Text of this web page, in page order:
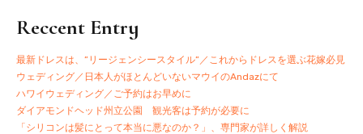
Reccent Entry
最新ドレスは、”リージェンシースタイル”／これからドレスを選ぶ花嫁必見
ウェディング／日本人がほとんどいないマウイのAndazにて
ハワイウェディング／ご予約はお早めに
ダイアモンドヘッド州立公園 観光客は予約が必要に
「シリコンは髪にとって本当に悪なのか？」、専門家が詳しく解説